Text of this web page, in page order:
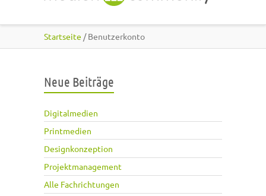
Startseite / Benutzerkonto
Neue Beiträge
Digitalmedien
Printmedien
Designkonzeption
Projektmanagement
Alle Fachrichtungen